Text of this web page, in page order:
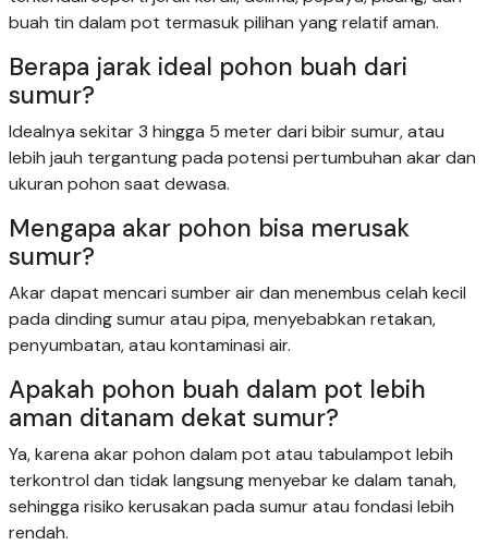
buah tin dalam pot termasuk pilihan yang relatif aman.
Berapa jarak ideal pohon buah dari
sumur?
Idealnya sekitar 3 hingga 5 meter dari bibir sumur, atau
lebih jauh tergantung pada potensi pertumbuhan akar dan
ukuran pohon saat dewasa.
Mengapa akar pohon bisa merusak
sumur?
Akar dapat mencari sumber air dan menembus celah kecil
pada dinding sumur atau pipa, menyebabkan retakan,
penyumbatan, atau kontaminasi air.
Apakah pohon buah dalam pot lebih
aman ditanam dekat sumur?
Ya, karena akar pohon dalam pot atau tabulampot lebih
terkontrol dan tidak langsung menyebar ke dalam tanah,
sehingga risiko kerusakan pada sumur atau fondasi lebih
rendah.